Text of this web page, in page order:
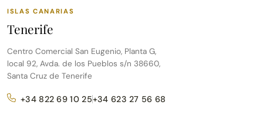
ISLAS CANARIAS
Tenerife
Centro Comercial San Eugenio, Planta G,
local 92, Avda. de los Pueblos s/n 38660,
Santa Cruz de Tenerife
+34 822 69 10 25+34 623 27 56 68